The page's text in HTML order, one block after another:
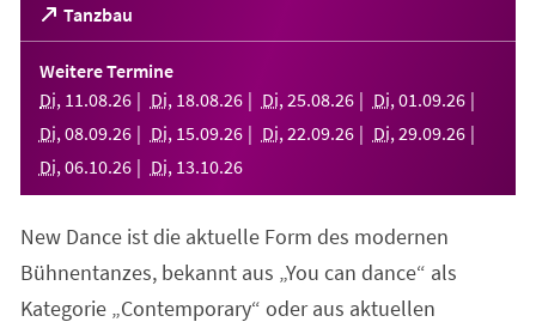
Tanzbau
(Öffnet
in
einem
neuen
Tab)
Weitere Termine
Di, 11 .08.26 Di, 18.08.26 Di, 25.08.26 Di, 01 .09.26
Di, 08.09.26 Di, 15.09.26 Di, 22.09.26 Di, 29.09.26
Di, 06.10.26 Di, 13.10.26
New Dance ist die aktuelle Form des modernen
Bühnentanzes, bekannt aus „You can dance“ als
Kategorie „Contemporary“ oder aus aktuellen